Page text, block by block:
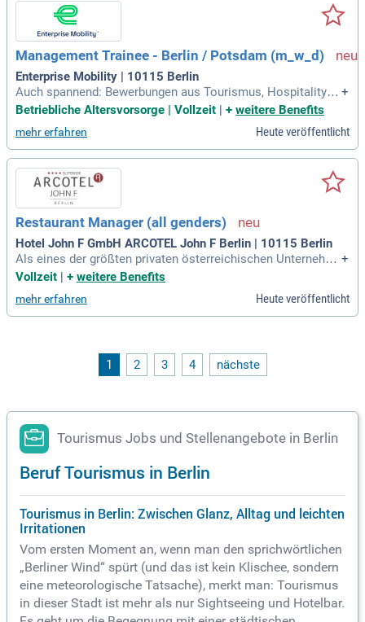
Management Trainee - Berlin / Potsdam (m_w_d)
Enterprise Mobility | 10115 Berlin
Auch spannend: Bewerbungen aus Tourismus, Hospitality o
der Sales sind willkommen, egal ob mit Studium oder abges
chlossener Ausbildung mit einschlägiger Berufserfahrung.
+
Betriebliche Altersvorsorge | Vollzeit | + weitere Benefits
mehr erfahren Heute veröffentlicht
Restaurant Manager (all genders)
Hotel John F GmbH ARCOTEL John F Berlin | 10115 Berlin
Als eines der größten privaten österreichischen Unternehm
en im Tourismusbereich positionieren wir uns klar in der Bu
+
Vollzeit
+ weitere Benefits
mehr erfahren Heute veröffentlicht
1 2 3 4 nächste
Tourismus Jobs und Stellenangebote in Berlin
Beruf Tourismus in Berlin
Tourismus in Berlin: Zwischen Glanz, Alltag und leichten
Irritationen
Vom ersten Moment an, wenn man den sprichwörtlichen
„Berliner Wind“ spürt (und das ist kein Klischee, sondern
eine meteorologische Tatsache), merkt man: Tourismus
in dieser Stadt ist mehr als nur Sightseeing und Hotelbar.